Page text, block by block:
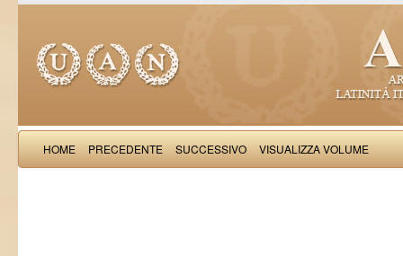
HOME PRECEDENTE SUCCESSIVO VISUALIZZA VOLUME